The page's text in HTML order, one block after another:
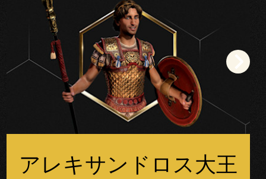
アレキサンドロス大王